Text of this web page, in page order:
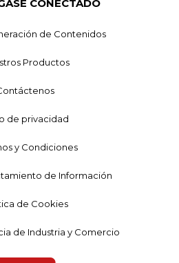
CONECTADO
de Contenidos
Productos
de privacidad
y Condiciones
de Información
de Cookies
de Industria y Comercio